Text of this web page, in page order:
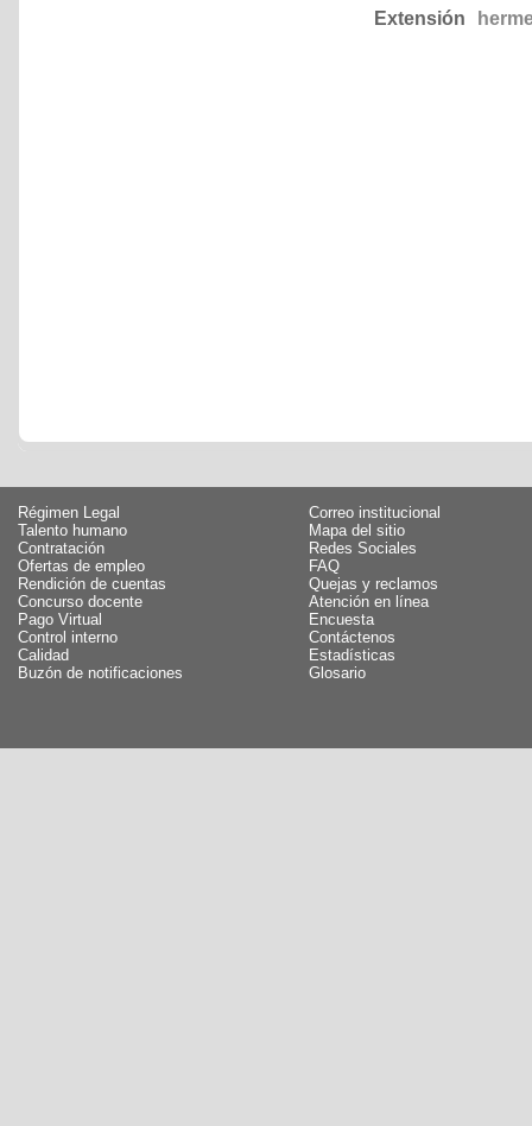
Extensión
Régimen Legal
Talento humano
Contratación
Ofertas de empleo
Rendición de cuentas
Concurso docente
Pago Virtual
Control interno
Calidad
Buzón de notificaciones
Correo institucional
Mapa del sitio
Redes Sociales
FAQ
Quejas y reclamos
Atención en línea
Encuesta
Contáctenos
Estadísticas
Glosario